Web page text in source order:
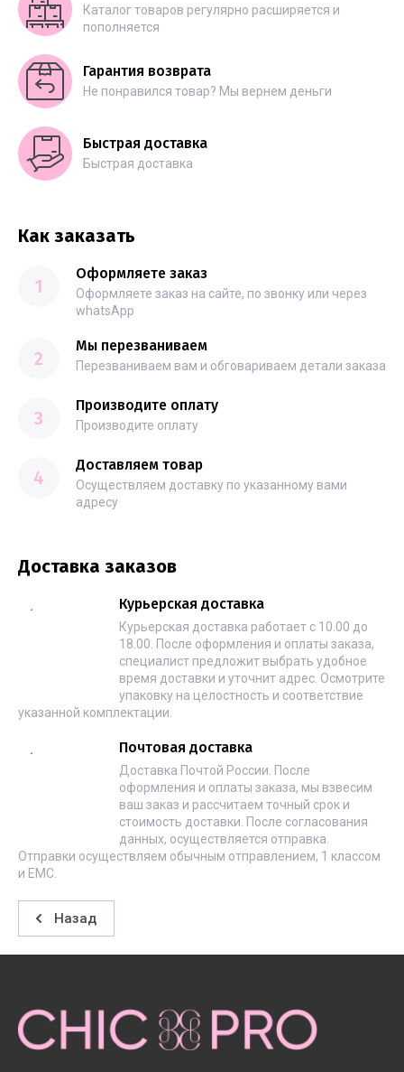
Каталог товаров регулярно расширяется и
пополняется
Гарантия возврата
Не понравился товар? Мы вернем деньги
Быстрая доставка
Быстрая доставка
Как заказать
1
Оформляете заказ
Оформляете заказ на сайте, по звонку или через
whatsApp
2
Мы перезваниваем
Перезваниваем вам и обговариваем детали заказа
3
Производите оплату
Производите оплату
4
Доставляем товар
Осуществляем доставку по указанному вами
адресу
Доставка заказов
Курьерская доставка
Курьерская доставка работает с 10.00 до
18.00. После оформления и оплаты заказа,
специалист предложит выбрать удобное
время доставки и уточнит адрес. Осмотрите
упаковку на целостность и соответствие
указанной комплектации.
Почтовая доставка
Доставка Почтой России. После
оформления и оплаты заказа, мы взвесим
ваш заказ и рассчитаем точный срок и
стоимость доставки. После согласования
данных, осуществляется отправка.
Отправки осуществляем обычным отправлением, 1 классом
и ЕМС.
Назад